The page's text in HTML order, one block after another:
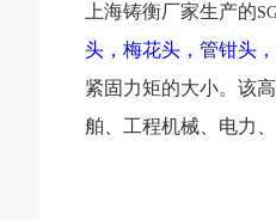
上海铸衡厂家生产的
头，梅花头，管钳头
紧固力矩的大小。该
舶、工程机械、电力